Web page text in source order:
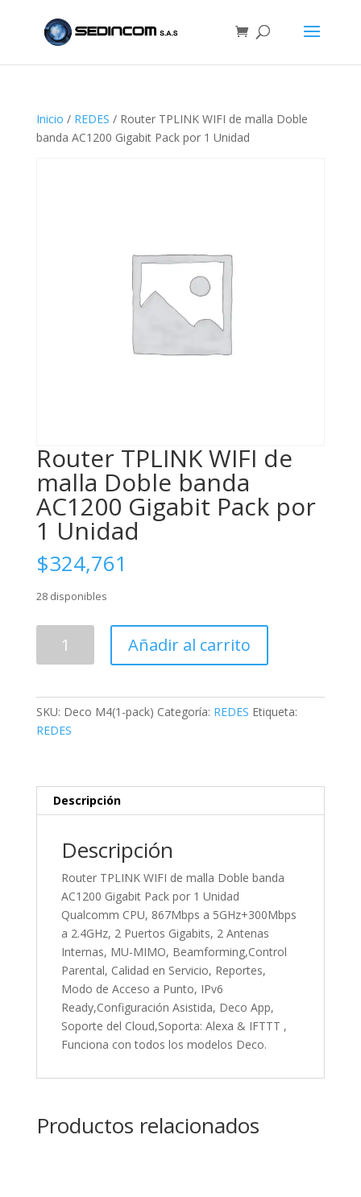
Inicio / REDES / Router TPLINK WIFI de malla Doble
banda AC1200 Gigabit Pack por 1 Unidad
Router TPLINK WIFI de
malla Doble banda
AC1200 Gigabit Pack por
1 Unidad
$324,761
28 disponibles
TPLINK
malla
Doble
Pack
por
Unidad
cantidad
Añadir al carrito
SKU: Deco M4(1-pack) Categoría: REDES Etiqueta:
REDES
Descripción
Descripción
Router TPLINK WIFI de malla Doble banda
AC1200 Gigabit Pack por 1 Unidad
Qualcomm CPU, 867Mbps a 5GHz+300Mbps
a 2.4GHz, 2 Puertos Gigabits, 2 Antenas
Internas, MU-MIMO, Beamforming,Control
Parental, Calidad en Servicio, Reportes,
Modo de Acceso a Punto, IPv6
Ready,Configuración Asistida, Deco App,
Soporte del Cloud,Soporta: Alexa & IFTTT ,
Funciona con todos los modelos Deco.
Productos relacionados